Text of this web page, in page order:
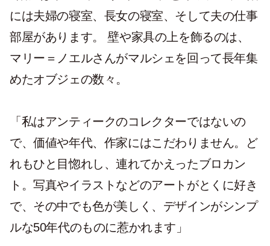
には夫婦の寝室、長女の寝室、そして夫の仕事
部屋があります。 壁や家具の上を飾るのは、
マリー＝ノエルさんがマルシェを回って長年集
めたオブジェの数々。
「私はアンティークのコレクターではないの
で、価値や年代、作家にはこだわりません。ど
れもひと目惚れし、連れてかえったブロカン
ト。写真やイラストなどのアートがとくに好き
で、その中でも色が美しく、デザインがシンプ
ルな50年代のものに惹かれます」